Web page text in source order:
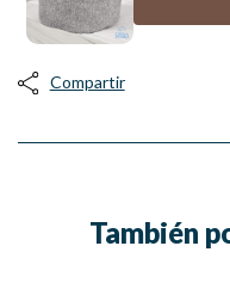
Compartir
También